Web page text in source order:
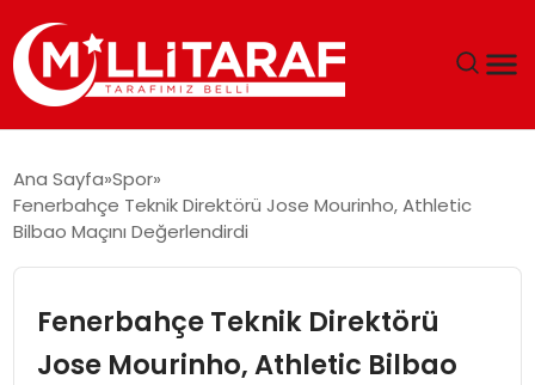
ÖZEL SAYFALAR
Ana Sayfa Spor
Fenerbahçe Teknik Direktörü Jose Mourinho, Athletic
Bilbao Maçını Değerlendirdi
Fenerbahçe Teknik Direktörü
Jose Mourinho, Athletic Bilbao